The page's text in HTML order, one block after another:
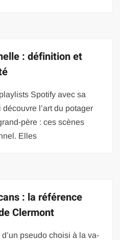
: définition et
Spotify avec sa
l’art du potager
père : ces scènes
Elles
: la référence
Clermont
pseudo choisi à la va-